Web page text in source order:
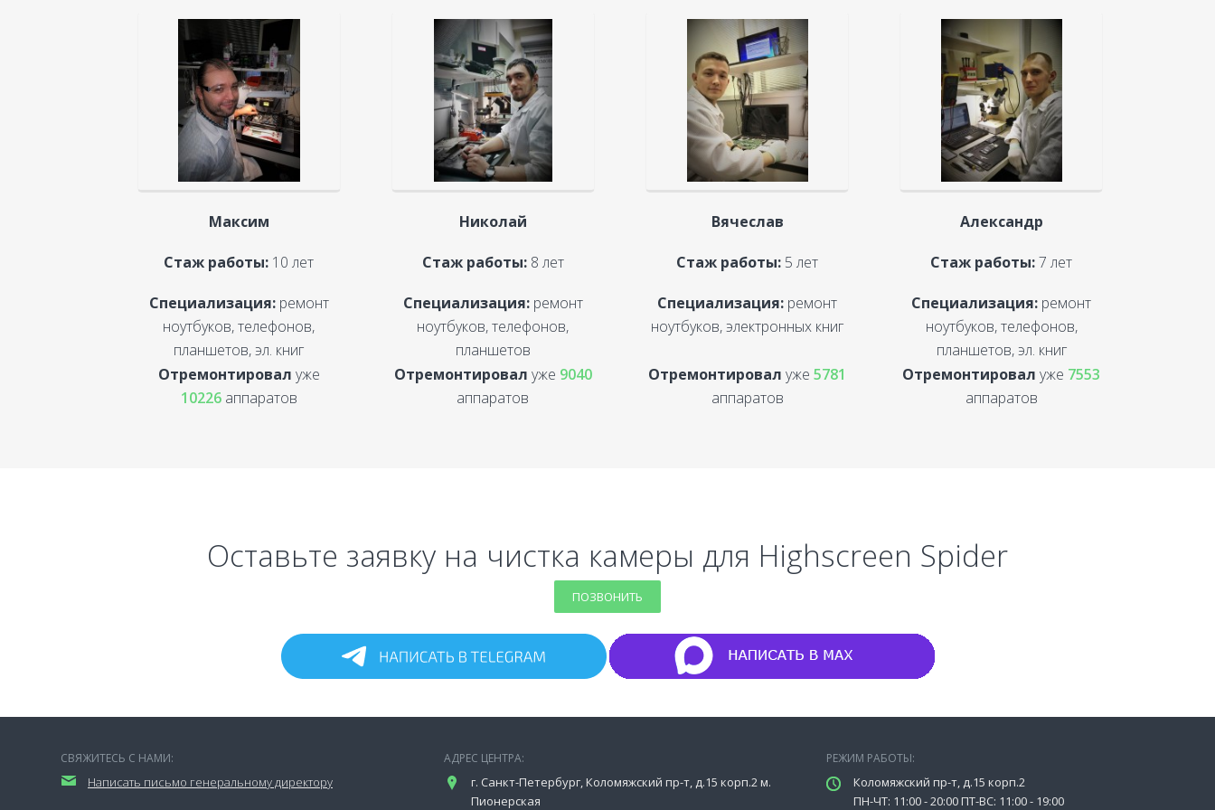
Максим
Стаж работы: 10 лет
Специализация:ремонт
ноутбуков, телефонов,
планшетов, эл. книг
Отремонтировал уже
10226аппаратов
Николай
Стаж работы:8 лет
Специализация:ремонт
ноутбуков, телефонов,
планшетов
Отремонтировал уже 9040
аппаратов
Вячеслав
Стаж работы: 5 лет
Специализация: ремонт
ноутбуков, электронных книг
Отремонтировалуже5781
аппаратов
Александр
Стаж работы:7 лет
Специализация: ремонт
ноутбуков, телефонов,
планшетов, эл. книг
Отремонтировалуже 7553
аппаратов
Оставьте заявку на чистка камеры для Highscreen Spider
ПОЗВОНИТЬ
СВЯЖИТЕСЬ С НАМИ:
Написать письмо генеральному директору
АДРЕС ЦЕНТРА:
г. Санкт-Петербург, Коломяжский пр-т, д.15 корп.2 м.
Пионерская
РЕЖИМ РАБОТЫ:
Коломяжский пр-т, д.15 корп.2
ПН-ЧТ: 11:00 - 20:00 ПТ-ВС: 11:00 - 19:00